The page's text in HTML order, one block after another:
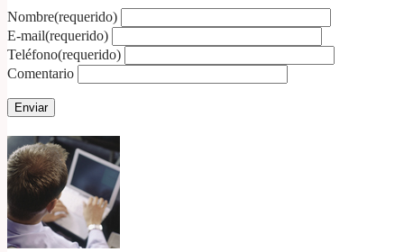
Nombre(requerido)
E-mail(requerido)
Teléfono(requerido)
Comentario